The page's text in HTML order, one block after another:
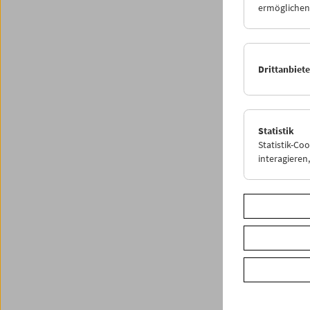
Auch
im
Share
Statistik
Statistik-